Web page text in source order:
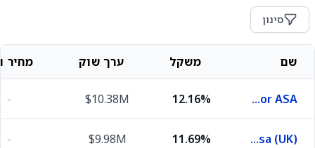
סינון
שם משקל ערך שוק מחיר
Equinor ASA
12.16%
$10.38M
-
Dnb Asa (UK)
11.69%
$9.98M
-